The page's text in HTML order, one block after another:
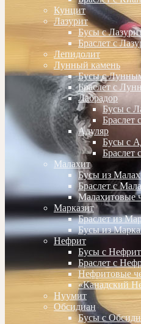
Кунцит
Лазурит
Бусы с
Браслет с
Лепидолит
Лунный камень
Бусы с
Браслет с
Лабрадор
Бусы с
Браслет
Адуляр
Бусы с
Браслет
Малахит
Бусы из
Браслет с
Малахитовые
Марказит
Браслет из
Бусы из
Нефрит
Бусы с
Браслет с
Нефритовые
«Канадский
Нуумит
Обсидиан
Бусы с